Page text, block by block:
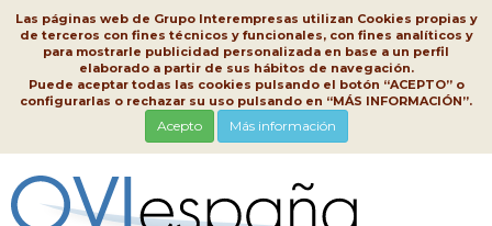
Las páginas web de Grupo Interempresas utilizan Cookies propias y
de terceros con fines técnicos y funcionales, con fines analíticos y
para mostrarle publicidad personalizada en base a un perfil
elaborado a partir de sus hábitos de navegación.
Puede aceptar todas las cookies pulsando el botón “ACEPTO” o
configurarlas o rechazar su uso pulsando en “MÁS INFORMACIÓN”.
Acepto Más información